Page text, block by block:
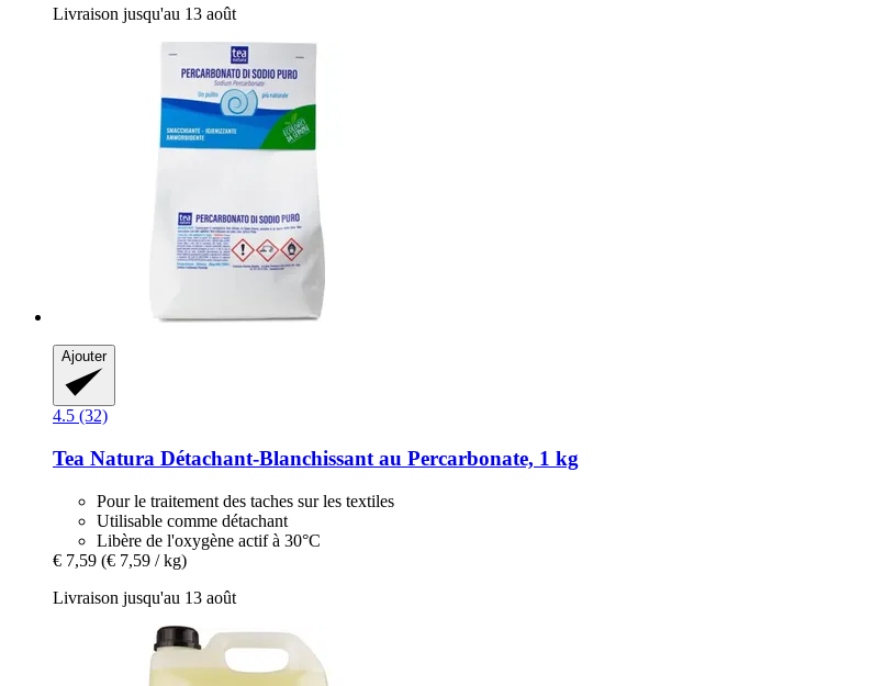
Livraison jusqu'au 13 août
Ajouter
4.5 (32)
Tea Natura Détachant-​Blanchissant au Percarbonate, 1 kg
Pour le traitement des taches sur les textiles
Utilisable comme détachant
Libère de l'oxygène actif à 30°C
€ 7,59 (€ 7,59 / kg)
Livraison jusqu'au 13 août